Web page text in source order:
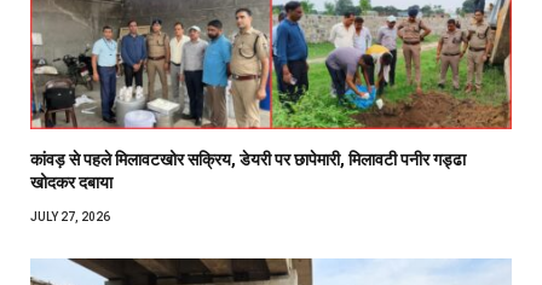
कांवड़ से पहले मिलावटखोर सक्रिय, डेयरी पर छापेमारी, मिलावटी पनीर गड्ढा
खोदकर दबाया
JULY 27, 2026